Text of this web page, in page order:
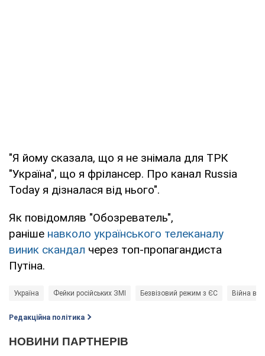
"Я йому сказала, що я не знімала для ТРК
"Україна", що я фрілансер. Про канал Russia
Today я дізналася від нього".
Як повідомляв "Обозреватель",
раніше навколо українського телеканалу
виник скандал через топ-пропагандиста
Путіна.
Україна Фейки російських ЗМІ Безвізовий режим з ЄС Війна в
Редакційна політика